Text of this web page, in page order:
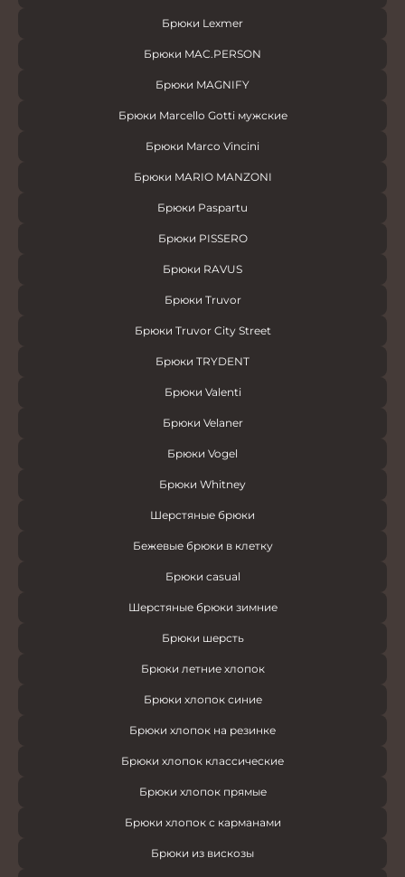
Брюки Lexmer
Брюки MAC.PERSON
Брюки MAGNIFY
Брюки Marcello Gotti мужские
Брюки Marco Vincini
Брюки MARIO MANZONI
Брюки Paspartu
Брюки PISSERO
Брюки RAVUS
Брюки Truvor
Брюки Truvor City Street
Брюки TRYDENT
Брюки Valenti
Брюки Velaner
Брюки Vogel
Брюки Whitney
Шерстяные брюки
Бежевые брюки в клетку
Брюки casual
Шерстяные брюки зимние
Брюки шерсть
Брюки летние хлопок
Брюки хлопок синие
Брюки хлопок на резинке
Брюки хлопок классические
Брюки хлопок прямые
Брюки хлопок с карманами
Брюки из вискозы